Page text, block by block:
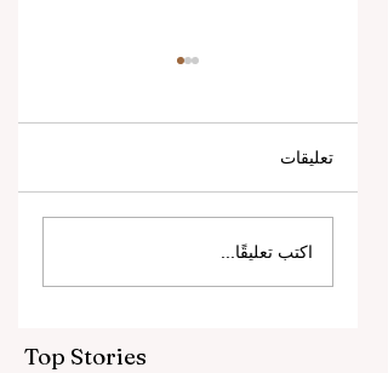
والشراكات الاستراتيجية
ترتقي بمعايير التعليم
تعليقات
اكتب تعليقًا...
Top Stories